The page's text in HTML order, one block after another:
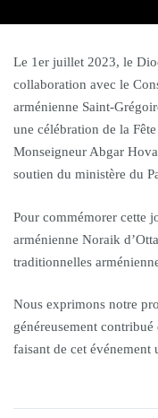
Le 1er juillet 2023, le
collaboration avec le
arménienne Saint-
une célébration de la
Monseigneur Abgar
soutien du ministère du
Pour commémorer cette
arménienne Noraik
traditionnelles
Nous exprimons notre
généreusement
faisant de cet événement